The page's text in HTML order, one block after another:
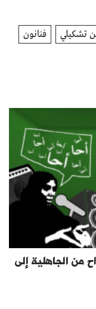
تشكيلي
فنانون
من الجاهلية إلى